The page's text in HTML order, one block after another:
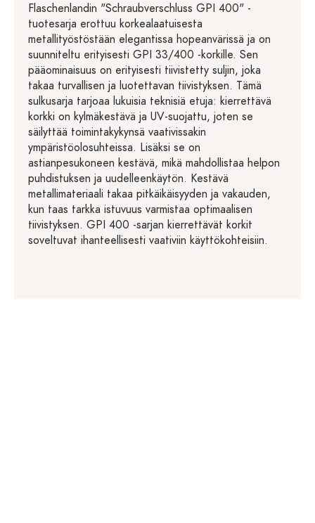
Flaschenlandin "Schraubverschluss GPI 400" -
tuotesarja erottuu korkealaatuisesta
metallityöstöstään elegantissa hopeanvärissä ja on
suunniteltu erityisesti GPI 33/400 -korkille. Sen
pääominaisuus on erityisesti tiivistetty suljin, joka
takaa turvallisen ja luotettavan tiivistyksen. Tämä
sulkusarja tarjoaa lukuisia teknisiä etuja: kierrettävä
korkki on kylmäkestävä ja UV-suojattu, joten se
säilyttää toimintakykynsä vaativissakin
ympäristöolosuhteissa. Lisäksi se on
astianpesukoneen kestävä, mikä mahdollistaa helpon
puhdistuksen ja uudelleenkäytön. Kestävä
metallimateriaali takaa pitkäikäisyyden ja vakauden,
kun taas tarkka istuvuus varmistaa optimaalisen
tiivistyksen. GPI 400 -sarjan kierrettävät korkit
soveltuvat ihanteellisesti vaativiin käyttökohteisiin.